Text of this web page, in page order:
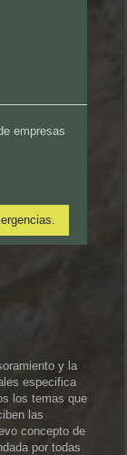
empresas
y la
especifica
los temas que
las
concepto de
por todas